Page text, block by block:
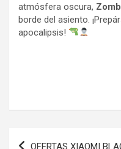
atmósfera oscura,
borde del asiento.
apocalipsis!
Navegación
OFERTAS XIAOMI